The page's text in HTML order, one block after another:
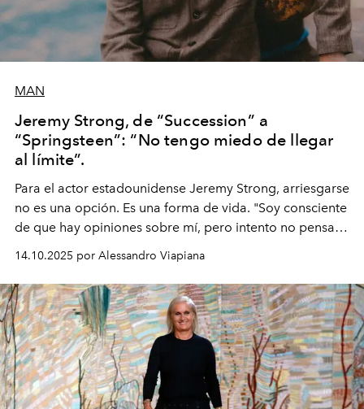
MAN
Jeremy Strong, de “Succession” a
“Springsteen”: “No tengo miedo de llegar
al límite”.
Para el actor estadounidense Jeremy Strong, arriesgarse
no es una opción. Es una forma de vida. "Soy consciente
de que hay opiniones sobre mí, pero intento no pensar
demasiado en cómo me perciben. Creo que es una
pérdida de tiempo", afirma.
14.10.2025 por Alessandro Viapiana